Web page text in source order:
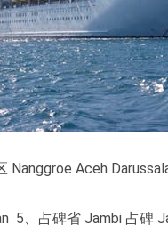
Aceh
5、占碑省 Jambi 占碑